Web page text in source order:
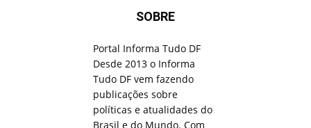
SOBRE
Portal Informa Tudo DF
Desde 2013 o Informa
Tudo DF vem fazendo
publicações sobre
políticas e atualidades do
Brasil e do Mundo. Com